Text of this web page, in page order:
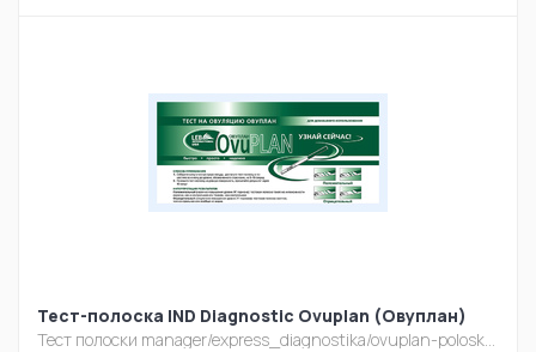
Тест-полоска IND Diagnostic Ovuplan (Овуплан)
Тест полоски manager/express_diagnostika/ovuplan-poloska1.jpg